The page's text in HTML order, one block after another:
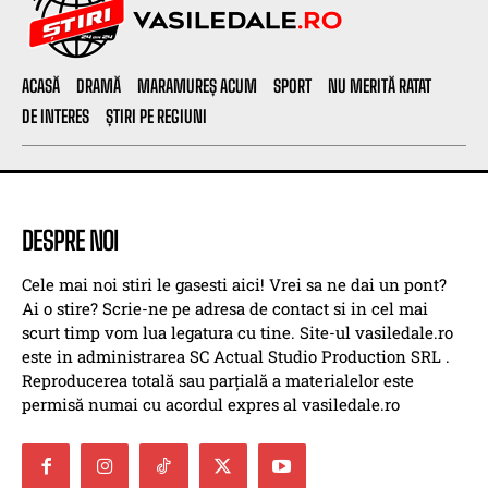
ACASĂ DRAMĂ MARAMUREȘ ACUM SPORT
NU MERITĂ RATAT
DE INTERES
ȘTIRI PE REGIUNI
DESPRE NOI
Cele mai noi stiri le gasesti aici! Vrei sa ne dai un pont?
Ai o stire? Scrie-ne pe adresa de contact si in cel mai
scurt timp vom lua legatura cu tine. Site-ul vasiledale.ro
este in administrarea SC Actual Studio Production SRL .
Reproducerea totală sau parțială a materialelor este
permisă numai cu acordul expres al vasiledale.ro